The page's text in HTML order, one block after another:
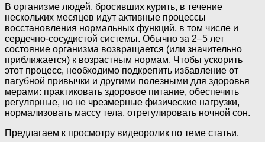
В организме людей, бросивших курить, в течение
нескольких месяцев идут активные процессы
восстановления нормальных функций, в том числе и
сердечно-сосудистой системы. Обычно за 2–5 лет
состояние организма возвращается (или значительно
приближается) к возрастным нормам. Чтобы ускорить
этот процесс, необходимо подкрепить избавление от
пагубной привычки и другими полезными для здоровья
мерами: практиковать здоровое питание, обеспечить
регулярные, но не чрезмерные физические нагрузки,
нормализовать массу тела, отрегулировать ночной сон.
Предлагаем к просмотру видеоролик по теме статьи.